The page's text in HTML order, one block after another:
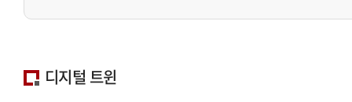
디지털 트윈